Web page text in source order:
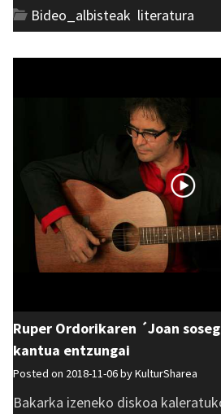
Bideo_albisteak literatura
Ruper Ordorikaren ´Joan
kantua entzungai
Posted on 2018-11-06 byKulturSharea
Bakarka izeneko diskoa